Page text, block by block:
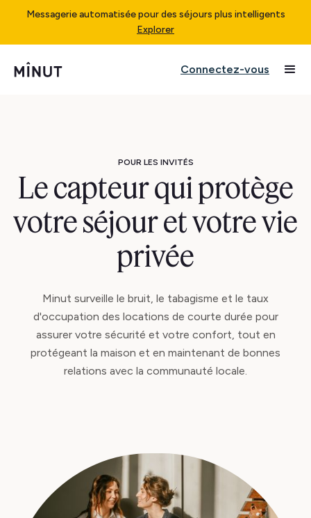
Messagerie automatisée pour des séjours plus intelligents
Explorer
Connectez-vous
POUR LES INVITÉS
Le capteur qui protège
votre séjour et votre vie
privée
Minut surveille le bruit, le tabagisme et le taux
d'occupation des locations de courte durée pour
assurer votre sécurité et votre confort, tout en
protégeant la maison et en maintenant de bonnes
relations avec la communauté locale.